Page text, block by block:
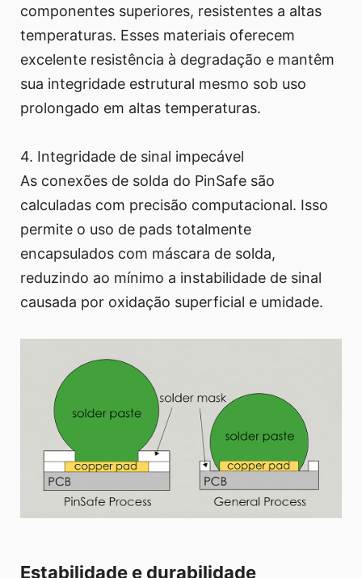
componentes superiores, resistentes a altas
temperaturas. Esses materiais oferecem
excelente resistência à degradação e mantêm
sua integridade estrutural mesmo sob uso
prolongado em altas temperaturas.
4. Integridade de sinal impecável
As conexões de solda do PinSafe são
calculadas com precisão computacional. Isso
permite o uso de pads totalmente
encapsulados com máscara de solda,
reduzindo ao mínimo a instabilidade de sinal
causada por oxidação superficial e umidade.
Estabilidade e durabilidade